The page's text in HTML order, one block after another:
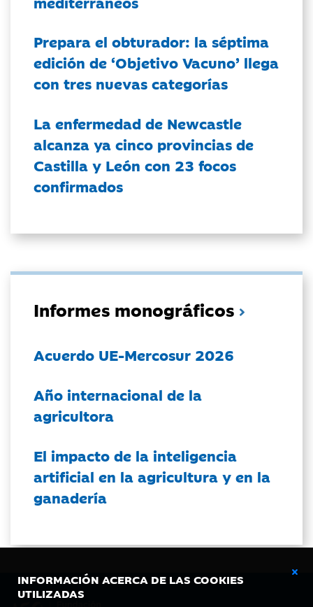
INFORMACIÓN ACERCA DE LAS COOKIES
UTILIZADAS
Prepara el obturador: la séptima
edición de ‘Objetivo Vacuno’ llega
con tres nuevas categorías
La enfermedad de Newcastle
alcanza ya cinco provincias de
Castilla y León con 23 focos
confirmados
Informes monográficos
Acuerdo UE-Mercosur 2026
Año internacional de la
agricultora
El impacto de la inteligencia
artificial en la agricultura y en la
ganadería